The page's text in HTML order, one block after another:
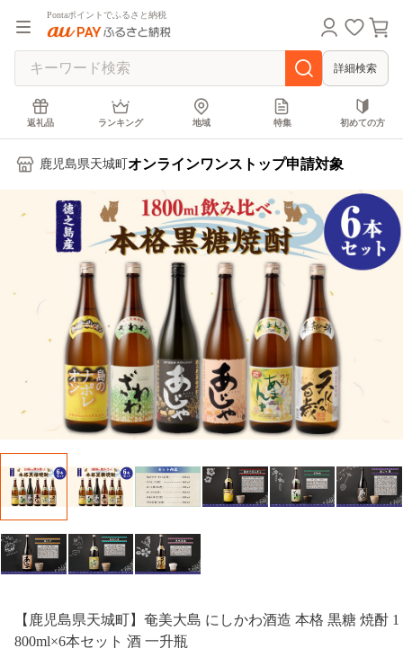
Pontaポイントでふるさと納税
詳細検索
返礼品 ランキング 地域 特集 初めての方
鹿児島県天城町 オンラインワンストップ申請対象
【鹿児島県天城町】奄美大島 にしかわ酒造 本格 黒糖 焼酎 1
800ml×6本セット 酒 一升瓶